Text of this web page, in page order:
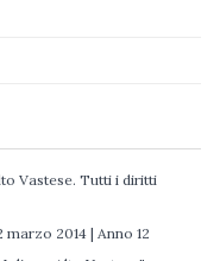
Vastese. Tutti i diritti
2014 | Anno 12